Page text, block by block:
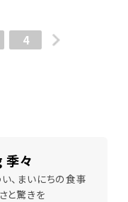
4
々
、まいにちの食事
と驚きを